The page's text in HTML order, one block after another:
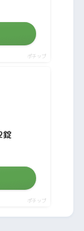
ポチップ
錠
ポチップ